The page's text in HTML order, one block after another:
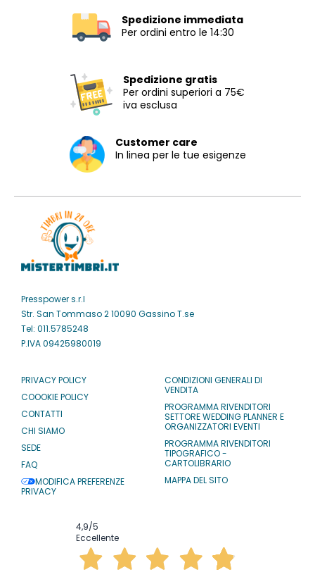
Spedizione immediata
Per ordini entro le 14:30
Spedizione gratis
Per ordini superiori a 75€
iva esclusa
Customer care
In linea per le tue esigenze
Presspower s.r.l
Str. San Tommaso 2 10090 Gassino T.se
Tel: 011.5785248
P.IVA 09425980019
PRIVACY POLICY
COOOKIE POLICY
CONTATTI
CHI SIAMO
SEDE
FAQ
MODIFICA PREFERENZE
PRIVACY
CONDIZIONI GENERALI DI
VENDITA
PROGRAMMA RIVENDITORI
SETTORE WEDDING PLANNER E
ORGANIZZATORI EVENTI
PROGRAMMA RIVENDITORI
TIPOGRAFICO -
CARTOLIBRARIO
MAPPA DEL SITO
4,9/5
Eccellente